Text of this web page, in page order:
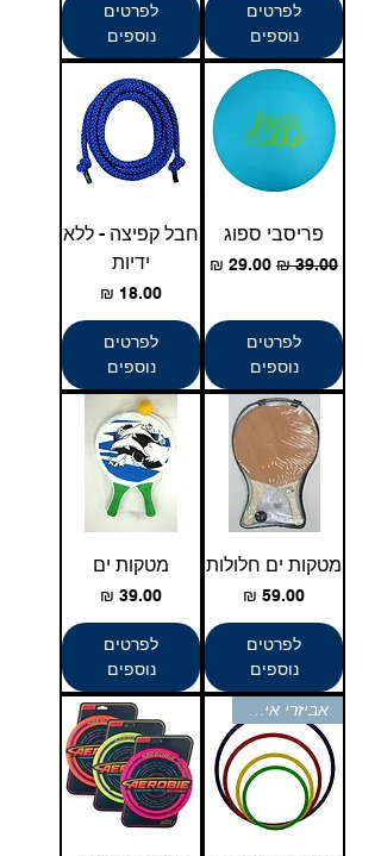
לפרטים
נוספים
לפרטים
נוספים
פריסבי ספוג
מחיר רגיל מחיר מבצע
לפרטים
נוספים
חבל קפיצה - ללא
ידיות
מחיר
לפרטים
נוספים
מטקות ים חלולות
מחיר
לפרטים
נוספים
מטקות ים
מחיר
לפרטים
נוספים
אביזרי אימון